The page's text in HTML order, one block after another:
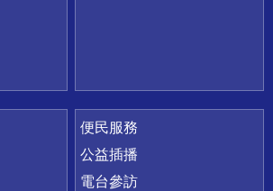
便民服務
公益插播
電台參訪